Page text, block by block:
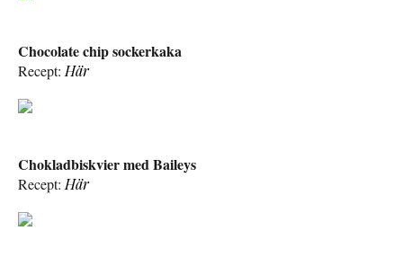
Chocolate chip sockerkaka
Recept:Här
Chokladbiskvier med Baileys
Recept:Här